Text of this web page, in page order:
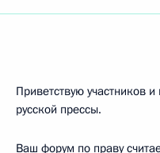
Приветствую участников
русской прессы.
Ваш форум по праву